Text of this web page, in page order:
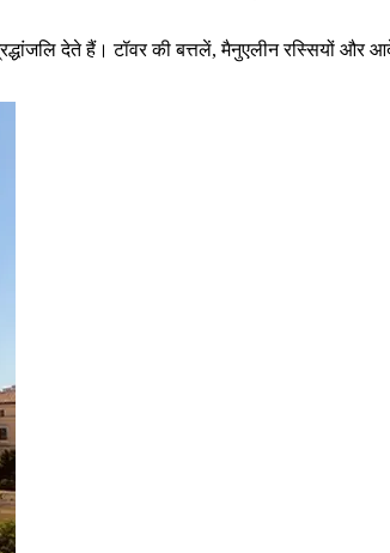
देते हैं। टॉवर की बत्तलें, मैनुएलीन रस्सियों